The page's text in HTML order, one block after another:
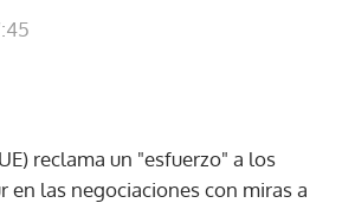
reclama un "esfuerzo" a los
en las negociaciones con miras a